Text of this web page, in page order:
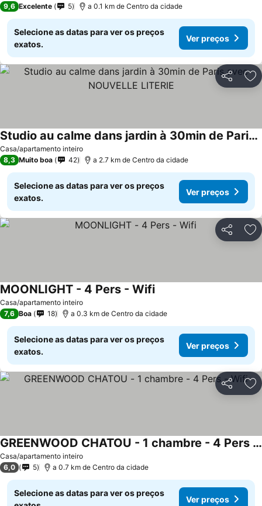
9,6 Excelente 5 a 0.1 km de Centro da cidade
Selecione as datas para ver os preços
exatos.
Ver preços
Partilhar
Casa/apartamento inteiro
Studio au calme dans jardin à 30min de Paris avec NOUVELLE LITERIE
Ver preços
8,3 Muito boa 42 a 2.7 km de Centro da cidade
Selecione as datas para ver os preços
exatos.
Ver preços
Partilhar
Casa/apartamento inteiro
MOONLIGHT - 4 Pers - WifiVer preços
7,6 Boa 18 a 0.3 km de Centro da cidade
Selecione as datas para ver os preços
exatos.
Ver preços
Partilhar
Casa/apartamento inteiro
GREENWOOD CHATOU - 1 chambre - 4 Pers - Wifi
Ver preços
6,0 5 a 0.7 km de Centro da cidade
Selecione as datas para ver os preços
Ver preços